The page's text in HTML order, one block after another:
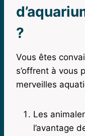
?
Vous êtes
s’offrent à vous
merveilles
Les
l’avantage